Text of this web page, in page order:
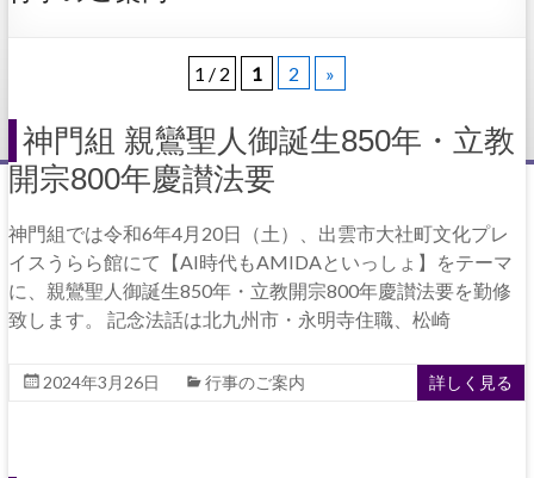
1 / 2 1 2 »
神門組 親鸞聖人御誕生850年・立教
開宗800年慶讃法要
神門組では令和6年4月20日（土）、出雲市大社町文化プレ
イスうらら館にて【AI時代もAMIDAといっしょ】をテーマ
に、親鸞聖人御誕生850年・立教開宗800年慶讃法要を勤修
致します。 記念法話は北九州市・永明寺住職、松崎
2024年3月26日 行事のご案内 詳しく見る